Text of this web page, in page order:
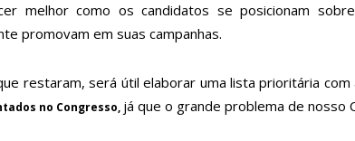
melhor como os candidatos se posicionam
promovam em suas campanhas.
restaram, será útil elaborar uma lista prioritária com
no Congresso, já que o grande problema de